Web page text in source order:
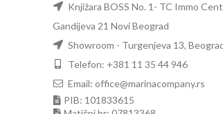
Knjižara BOSS No. 1- TC Immo
Gandijeva 21 Novi Beograd
Showroom - Turgenjeva 13,
Telefon: +381 11 35 44 946
Email: office@marinacompany.rs
PIB: 101833615